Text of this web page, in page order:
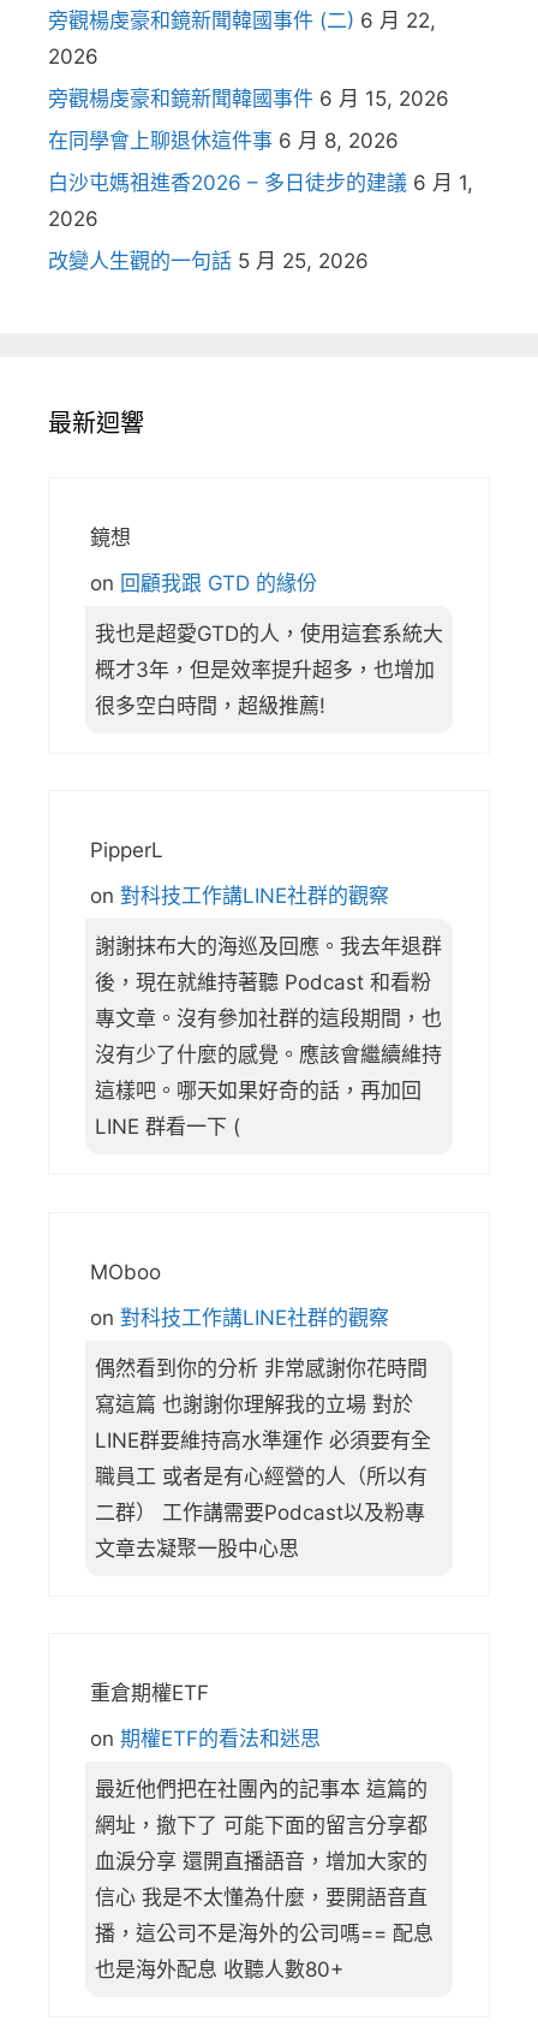
旁觀楊虔豪和鏡新聞韓國事件 (二) 6 月 22,
2026
旁觀楊虔豪和鏡新聞韓國事件 6 月 15, 2026
在同學會上聊退休這件事 6 月 8, 2026
白沙屯媽祖進香2026 – 多日徒步的建議 6 月 1,
2026
改變人生觀的一句話 5 月 25, 2026
最新迴響
鏡想
on 回顧我跟 GTD 的緣份
我也是超愛GTD的人，使用這套系統大
概才3年，但是效率提升超多，也增加
很多空白時間，超級推薦!
PipperL
on 對科技工作講LINE社群的觀察
謝謝抹布大的海巡及回應。我去年退群
後，現在就維持著聽 Podcast 和看粉
專文章。沒有參加社群的這段期間，也
沒有少了什麼的感覺。應該會繼續維持
這樣吧。哪天如果好奇的話，再加回
LINE 群看一下 (
MOboo
on 對科技工作講LINE社群的觀察
偶然看到你的分析 非常感謝你花時間
寫這篇 也謝謝你理解我的立場 對於
LINE群要維持高水準運作 必須要有全
職員工 或者是有心經營的人（所以有
二群） 工作講需要Podcast以及粉專
文章去凝聚一股中心思
重倉期權ETF
on 期權ETF的看法和迷思
最近他們把在社團內的記事本 這篇的
網址，撤下了 可能下面的留言分享都
血淚分享 還開直播語音，增加大家的
信心 我是不太懂為什麼，要開語音直
播，這公司不是海外的公司嗎== 配息
也是海外配息 收聽人數80+